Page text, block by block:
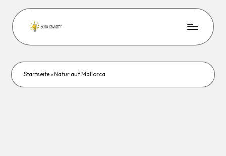
Startseite» Natur auf Mallorca